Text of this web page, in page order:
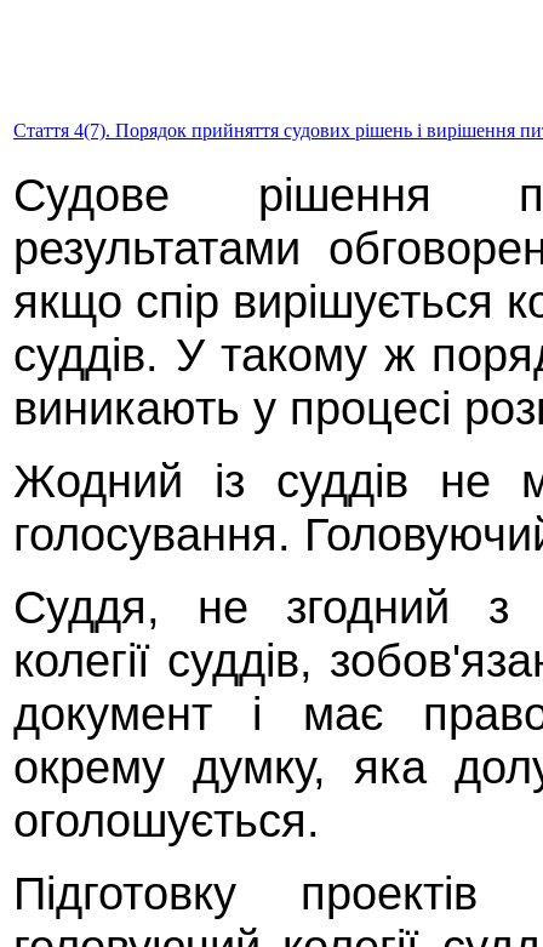
Стаття 4(7). Порядок прийняття судових рішень і вирішення
Судове рішення
результатами
якщо спір вирішується
суддів. У такому ж
виникають у процесі
Жодний із суддів не
голосування.
Суддя, не згодний з
колегії суддів,
документ і має
окрему думку, яка
оголошується.
Підготовку